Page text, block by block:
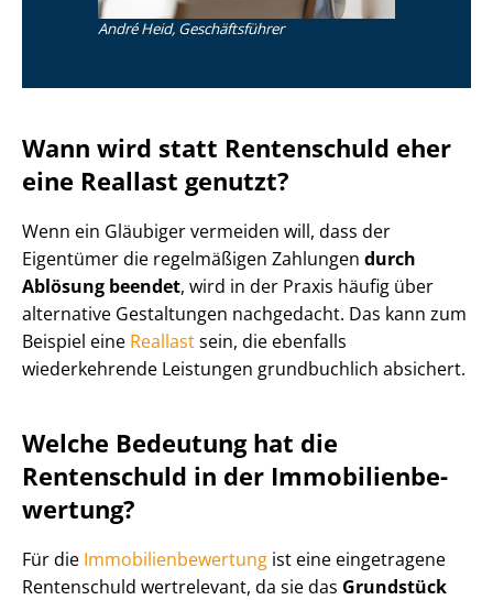
André Heid, Geschäftsführer
Wann wird statt Rentenschuld eher
eine Reallast genutzt?
Wenn ein Gläubiger vermeiden will, dass der
Eigentümer die regelmäßigen Zahlungen durch
Ablösung beendet, wird in der Praxis häufig über
alternative Gestaltungen nachgedacht. Das kann zum
Beispiel eine Reallastsein, die ebenfalls
wiederkehrende Leistungen grundbuchlich absichert.
Welche Bedeutung hat die
Rentenschuld in der Im­mo­bi­li­en­be­
wer­tung?
Für die Im­mo­bi­li­en­be­wer­tung ist eine eingetragene
Rentenschuld wertrelevant, da sie das Grundstück